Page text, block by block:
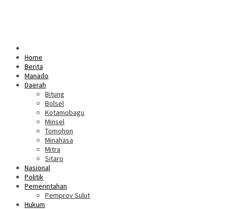
Home
Berita
Manado
Daerah
Bitung
Bolsel
Kotamobagu
Minsel
Tomohon
Minahasa
Mitra
Sitaro
Nasional
Politik
Pemerintahan
Pemprov Sulut
Hukum